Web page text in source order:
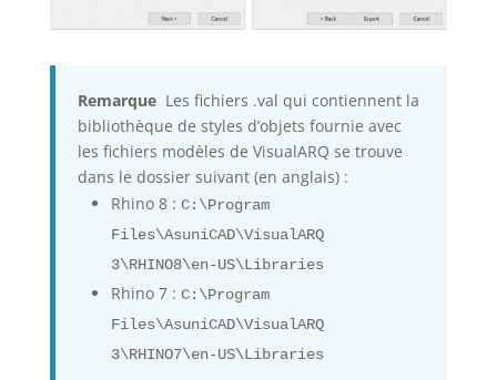
Remarque Les fichiers .val qui contiennent la
bibliothèque de styles d’objets fournie avec
les fichiers modèles de VisualARQ se trouve
dans le dossier suivant (en anglais) :
Rhino 8 : C:\Program
Files\AsuniCAD\VisualARQ
3\RHINO8\en-US\Libraries
Rhino 7 : C:\Program
Files\AsuniCAD\VisualARQ
3\RHINO7\en-US\Libraries